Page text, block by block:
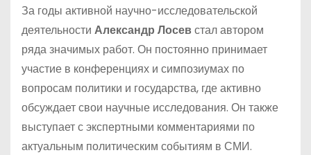
За годы активной научно-исследовательской
деятельности Александр Лосевстал автором
ряда значимых работ. Он постоянно принимает
участие в конференциях и симпозиумах по
вопросам политики и государства, где активно
обсуждает свои научные исследования. Он также
выступает с экспертными комментариями по
актуальным политическим событиям в СМИ.